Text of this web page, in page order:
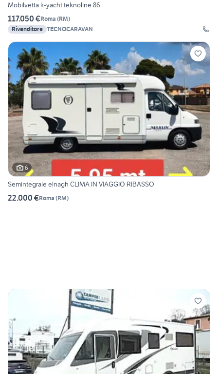
Mobilvetta k-yacht teknoline 86
117.050 €Roma (RM)
Rivenditore TECNOCARAVAN
6
Semintegrale elnagh CLIMA IN VIAGGIO RIBASSO
22.000 €Roma (RM)